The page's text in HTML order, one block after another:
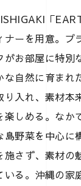
「
ナーを用意。プ
がお部屋に特別
な自然に育まれ
り入れ、素材本
楽しめる。なか
島野菜を中心に
施さず、素材の
いる。沖縄の家